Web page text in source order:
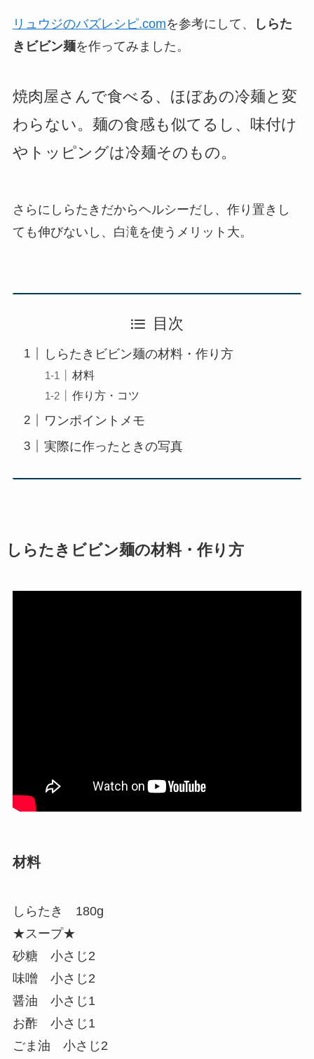
リュウジのバズレシピ.comを参考にして、
しらた
きビビン麺を作ってみました。
焼肉屋さんで食べる、ほぼあの冷麺と変
わらない。麺の食感も似てるし、味付け
やトッピングは冷麺そのもの。
さらにしらたきだからヘルシーだし、作り置きし
ても伸びないし、白滝を使うメリット大。
目次
しらたきビビン麺の材料・作り方
材料
作り方・コツ
ワンポイントメモ
実際に作ったときの写真
しらたきビビン麺の材料・作り方
材料
しらたき 180g
★スープ★
砂糖 小さじ2
味噌 小さじ2
醤油 小さじ1
お酢 小さじ1
ごま油 小さじ2